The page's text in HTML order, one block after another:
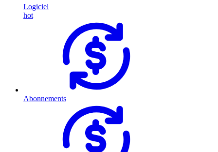
Logiciel
hot
Abonnements